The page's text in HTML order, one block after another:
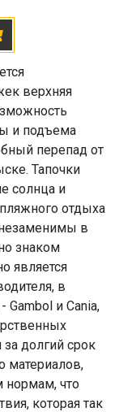
верхняя
и подъема
перепад от
Тапочки
солнца и
отдыха
в
знаком
является
в
Gambol и Cania,
долгий срок
материалов,
нормам, что
которая так